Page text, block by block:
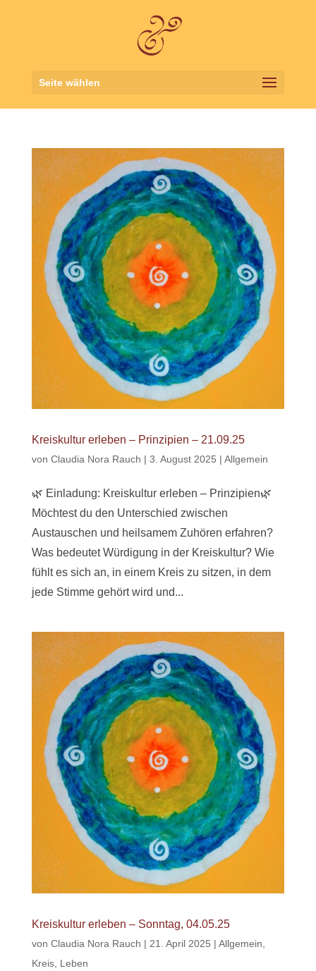
Seite wählen
Kreiskultur erleben – Prinzipien – 21.09.25
von Claudia Nora Rauch | 3. August 2025 | Allgemein
🌿 Einladung: Kreiskultur erleben – Prinzipien🌿
Möchtest du den Unterschied zwischen
Austauschen und heilsamem Zuhören erfahren?
Was bedeutet Würdigung in der Kreiskultur? Wie
fühlt es sich an, in einem Kreis zu sitzen, in dem
jede Stimme gehört wird und...
Kreiskultur erleben – Sonntag, 04.05.25
von Claudia Nora Rauch | 21. April 2025 | Allgemein
Kreis, Leben